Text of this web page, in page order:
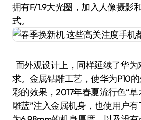
拥有F/1.9大光圈，加入人像摄影
式。
而外观设计上，同样延续了华为
求。金属钻雕工艺，使华为P10
彩的效果，2017年春夏流行色“
雕蓝”注入金属机身，也使用户